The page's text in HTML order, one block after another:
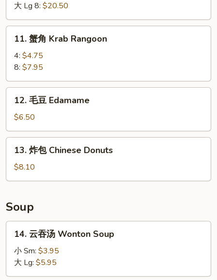
Bar-
B-
Spare
Ribs
大 Lg 8: $20.50
Krab
Rangoon
11. 蟹角 Krab Rangoon
4: $4.75
8: $7.95
Edamame
12. 毛豆 Edamame
$6.50
Chinese
13. 炸包 Chinese Donuts
$8.10
Soup
Wonton
14. 云吞汤 Wonton Soup
小 Sm: $3.95
大 Lg: $5.95